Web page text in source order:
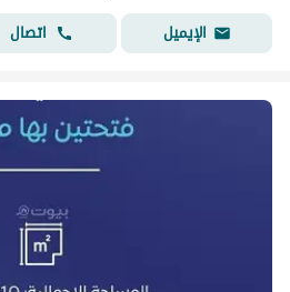
الإيميل
اتصال